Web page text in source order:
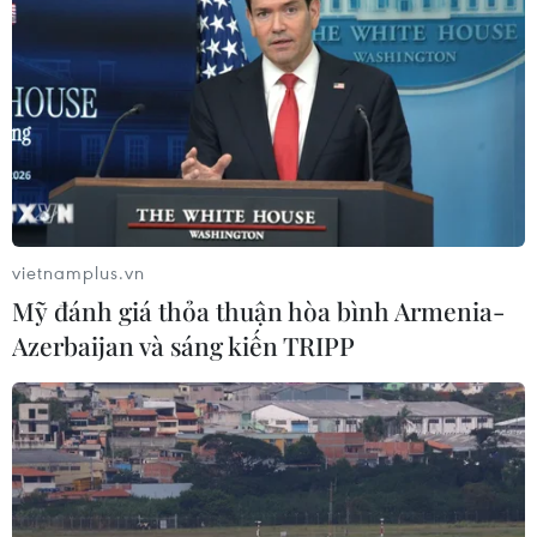
NAPAS, BIDV và Weixin Pay mở rộng
thanh toán QR Việt Nam-Trung
Quốc
06/08/2026 07:34
Làn sóng tấn công mạng nhằm vào
các quỹ đầu cơ lớn của Mỹ
06/08/2026 06:47
Đồng USD trước bước ngoặt do đồng
yen mạnh lên và số liệu việc làm Mỹ
06/08/2026 05:14
vietnamplus.vn
Mỹ đánh giá thỏa thuận hòa bình Armenia-
Azerbaijan và sáng kiến TRIPP